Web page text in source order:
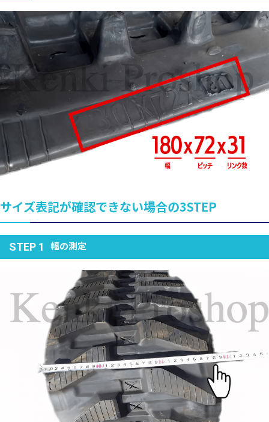
サイズ表記が確認できない場合の3STEP
STEP 1 幅の測定